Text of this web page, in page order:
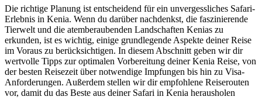
Die richtige Planung ist entscheidend für ein unvergessliches Safari-
Erlebnis in Kenia. Wenn du darüber nachdenkst, die faszinierende
Tierwelt und die atemberaubenden Landschaften Kenias zu
erkunden, ist es wichtig, einige grundlegende Aspekte deiner Reise
im Voraus zu berücksichtigen. In diesem Abschnitt geben wir dir
wertvolle Tipps zur optimalen Vorbereitung deiner Kenia Reise, von
der besten Reisezeit über notwendige Impfungen bis hin zu Visa-
Anforderungen. Außerdem stellen wir dir empfohlene Reiserouten
vor, damit du das Beste aus deiner Safari in Kenia herausholen